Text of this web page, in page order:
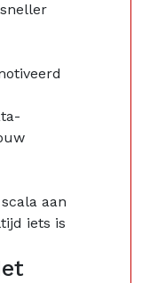
aan
iets is